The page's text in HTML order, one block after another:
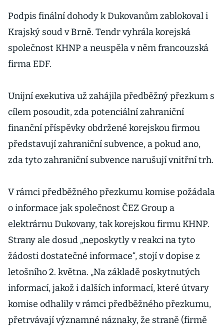
Podpis finální dohody k Dukovanům zablokoval i
Krajský soud v Brně. Tendr vyhrála korejská
společnost KHNP a neuspěla v něm francouzská
firma EDF.
Unijní exekutiva už zahájila předběžný přezkum s
cílem posoudit, zda potenciální zahraniční
finanční příspěvky obdržené korejskou firmou
představují zahraniční subvence, a pokud ano,
zda tyto zahraniční subvence narušují vnitřní trh.
V rámci předběžného přezkumu komise požádala
o informace jak společnost ČEZ Group a
elektrárnu Dukovany, tak korejskou firmu KHNP.
Strany ale dosud „neposkytly v reakci na tyto
žádosti dostatečné informace“, stojí v dopise z
letošního 2. května. „Na základě poskytnutých
informací, jakož i dalších informací, které útvary
komise odhalily v rámci předběžného přezkumu,
přetrvávají významné náznaky, že straně (firmě